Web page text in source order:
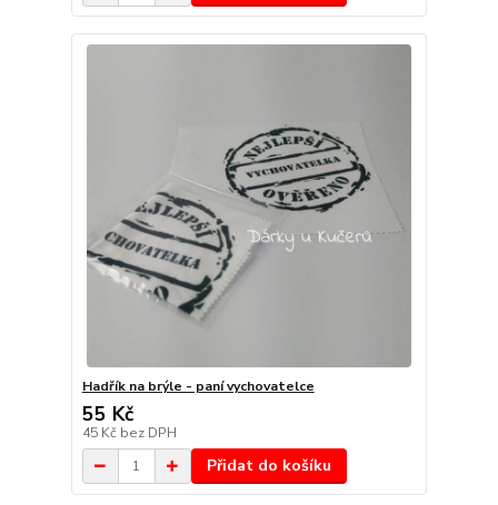
Hadřík na brýle - paní vychovatelce
55 Kč
45 Kč bez DPH
Přidat do košíku